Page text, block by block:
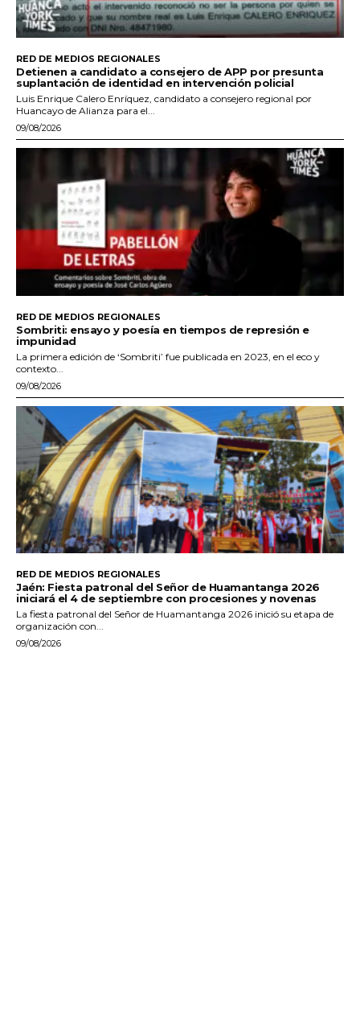
RED DE MEDIOS REGIONALES
Detienen a candidato a consejero de APP por presunta
suplantación de identidad en intervención policial
Luis Enrique Calero Enríquez, candidato a consejero regional por
Huancayo de Alianza para el...
09/08/2026
RED DE MEDIOS REGIONALES
Sombriti: ensayo y poesía en tiempos de represión e
impunidad
La primera edición de ‘Sombriti’ fue publicada en 2023, en el eco y
contexto...
09/08/2026
RED DE MEDIOS REGIONALES
Jaén: Fiesta patronal del Señor de Huamantanga 2026
iniciará el 4 de septiembre con procesiones y novenas
La fiesta patronal del Señor de Huamantanga 2026 inició su etapa de
organización con...
09/08/2026